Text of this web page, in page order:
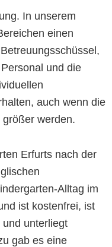
In unserem
einen
und die
auch wenn die
werden.
Erfurts nach der
Alltag im
ist kostenfrei, ist
unterliegt
gab es eine